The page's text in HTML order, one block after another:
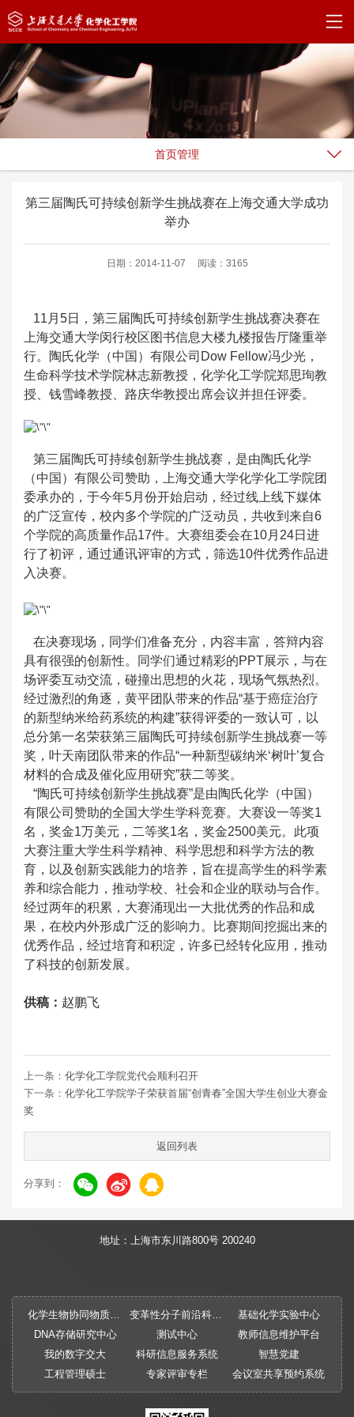
首页管理
第三届陶氏可持续创新学生挑战赛在上海交通大学成功
举办
日期：2014-11-07 阅读：3165
11月5日，第三届陶氏可持续创新学生挑战赛决赛在
上海交通大学闵行校区图书信息大楼九楼报告厅隆重举
行。陶氏化学（中国）有限公司Dow Fellow冯少光，
生命科学技术学院林志新教授，化学化工学院郑思珣教
授、钱雪峰教授、路庆华教授出席会议并担任评委。
第三届陶氏可持续创新学生挑战赛，是由陶氏化学
（中国）有限公司赞助，上海交通大学化学化工学院团
委承办的，于今年5月份开始启动，经过线上线下媒体
的广泛宣传，校内多个学院的广泛动员，共收到来自6
个学院的高质量作品17件。大赛组委会在10月24日进
行了初评，通过通讯评审的方式，筛选10件优秀作品进
入决赛。
在决赛现场，同学们准备充分，内容丰富，答辩内容
具有很强的创新性。同学们通过精彩的PPT展示，与在
场评委互动交流，碰撞出思想的火花，现场气氛热烈。
经过激烈的角逐，黄平团队带来的作品“基于癌症治疗
的新型纳米给药系统的构建”获得评委的一致认可，以
总分第一名荣获第三届陶氏可持续创新学生挑战赛一等
奖，叶天南团队带来的作品“一种新型碳纳米‘树叶’复合
材料的合成及催化应用研究”获二等奖。
“陶氏可持续创新学生挑战赛”是由陶氏化学（中国）
有限公司赞助的全国大学生学科竞赛。大赛设一等奖1
名，奖金1万美元，二等奖1名，奖金2500美元。此项
大赛注重大学生科学精神、科学思想和科学方法的教
育，以及创新实践能力的培养，旨在提高学生的科学素
养和综合能力，推动学校、社会和企业的联动与合作。
经过两年的积累，大赛涌现出一大批优秀的作品和成
果，在校内外形成广泛的影响力。比赛期间挖掘出来的
优秀作品，经过培育和积淀，许多已经转化应用，推动
了科技的创新发展。
供稿： 赵鹏飞
上一条： 化学化工学院党代会顺利召开
下一条： 化学化工学院学子荣获首届“创青春”全国大学生创业大赛金
奖
返回列表
分享到：
地址：上海市东川路800号 200240
化学生物协同物质创制全国重点实验室 变革性分子前沿科学中心
基础化学实验中心
DNA存储研究中心
测试中心
教师信息维护平台
我的数字交大
科研信息服务系统
智慧党建
工程管理硕士
专家评审专栏 会议室共享预约系统